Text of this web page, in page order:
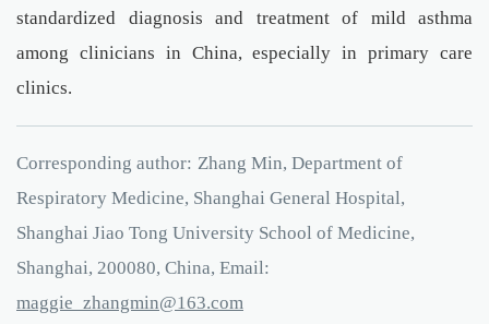
standardized diagnosis and treatment of mild asthma
among clinicians in China, especially in primary care
clinics.
Corresponding author: Zhang Min, Department of
Respiratory Medicine, Shanghai General Hospital,
Shanghai Jiao Tong University School of Medicine,
Shanghai, 200080, China, Email:
moc
.3
61
nimgnahz_eiggam